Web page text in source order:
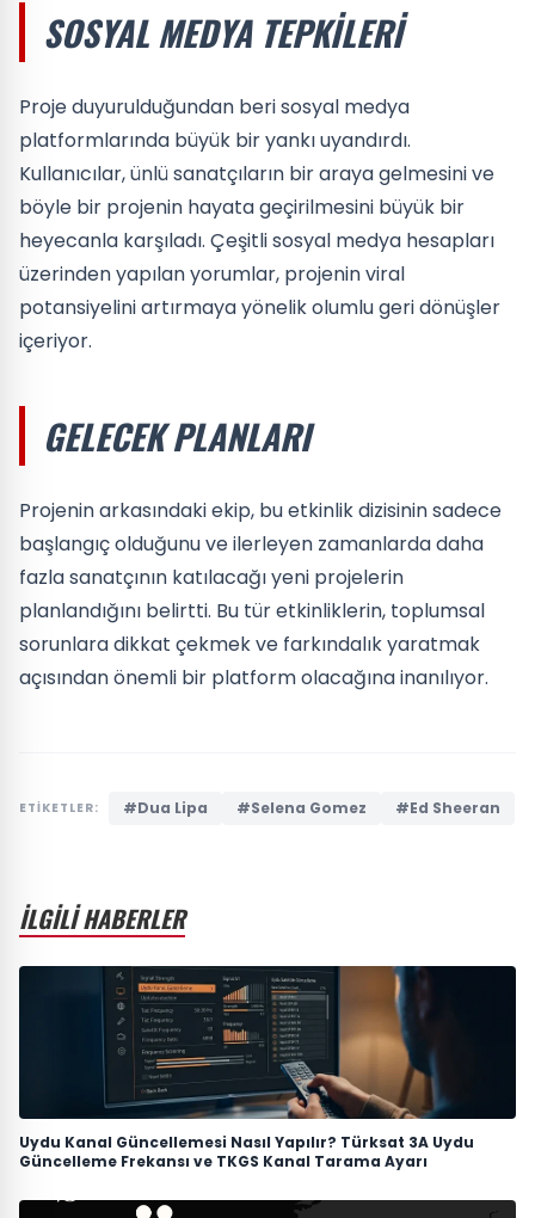
SOSYAL MEDYA TEPKILERI
Proje duyurulduğundan beri sosyal medya
platformlarında büyük bir yankı uyandırdı.
Kullanıcılar, ünlü sanatçıların bir araya gelmesini ve
böyle bir projenin hayata geçirilmesini büyük bir
heyecanla karşıladı. Çeşitli sosyal medya hesapları
üzerinden yapılan yorumlar, projenin viral
potansiyelini artırmaya yönelik olumlu geri dönüşler
içeriyor.
GELECEK PLANLARI
Projenin arkasındaki ekip, bu etkinlik dizisinin sadece
başlangıç olduğunu ve ilerleyen zamanlarda daha
fazla sanatçının katılacağı yeni projelerin
planlandığını belirtti. Bu tür etkinliklerin, toplumsal
sorunlara dikkat çekmek ve farkındalık yaratmak
açısından önemli bir platform olacağına inanılıyor.
ETİKETLER: #Dua Lipa #Selena Gomez #Ed Sheeran
İLGİLİ HABERLER
Uydu Kanal Güncellemesi Nasıl Yapılır? Türksat 3A Uydu
Güncelleme Frekansı ve TKGS Kanal Tarama Ayarı